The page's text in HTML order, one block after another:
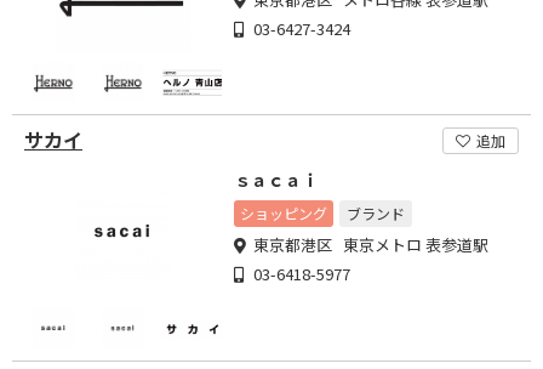
03-6427-3424
サカイ 追加
ｓａｃａｉ
ショッピング ブランド
東京都港区 東京メトロ 表参道駅
03-6418-5977